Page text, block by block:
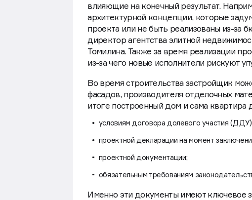
влияющие на конечный результат.
архитектурной концепции, которые
проекта или не быть реализованы из-за
директор агентства элитной
Томилина. Также за время реализации
из-за чего новые исполнители рискуют
Во время строительства застройщик
фасадов, производителя отделочных
итоге построенный дом и сама квартира
условиям договора долевого участия
проектной декларации на момент
проектной документации;
обязательным требованиям
Именно эти документы имеют ключевое